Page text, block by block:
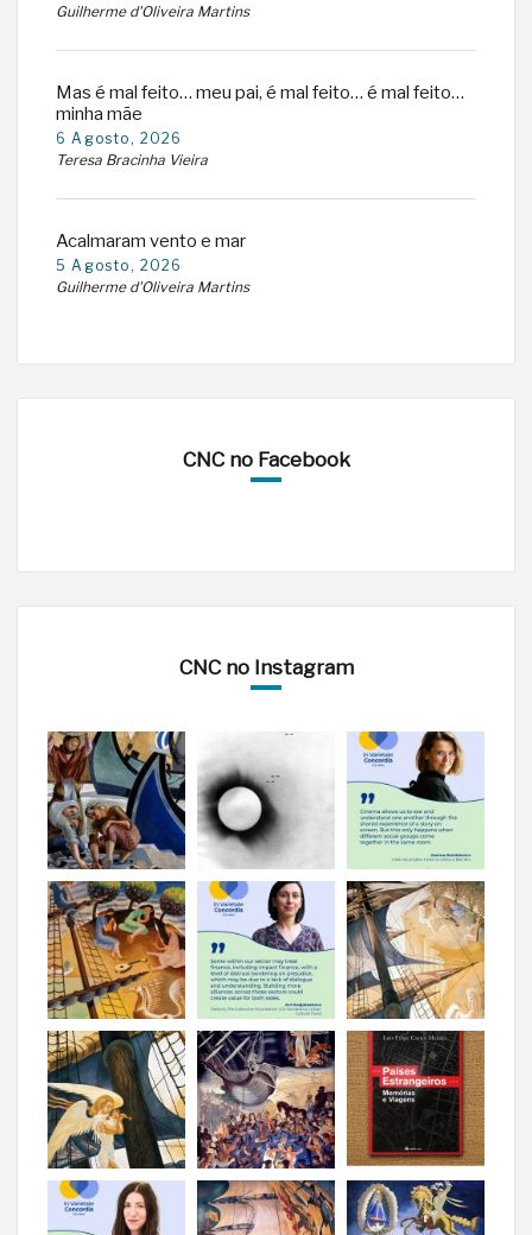
Guilherme d'Oliveira Martins
Mas é mal feito… meu pai, é mal feito… é mal feito…
minha mãe
6 Agosto, 2026
Teresa Bracinha Vieira
Acalmaram vento e mar
5 Agosto, 2026
Guilherme d'Oliveira Martins
CNC no Facebook
CNC no Instagram